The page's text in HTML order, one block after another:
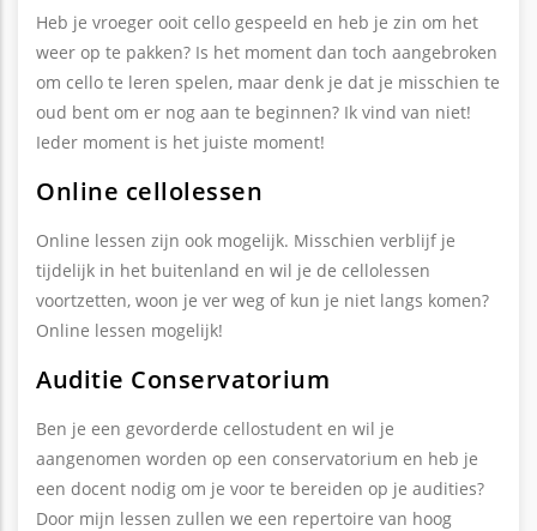
Heb je vroeger ooit cello gespeeld en heb je zin om het
weer op te pakken? Is het moment dan toch aangebroken
om cello te leren spelen, maar denk je dat je misschien te
oud bent om er nog aan te beginnen? Ik vind van niet!
Ieder moment is het juiste moment!
Online cellolessen
Online lessen zijn ook mogelijk. Misschien verblijf je
tijdelijk in het buitenland en wil je de cellolessen
voortzetten, woon je ver weg of kun je niet langs komen?
Online lessen mogelijk!
Auditie Conservatorium
Ben je een gevorderde cellostudent en wil je
aangenomen worden op een conservatorium en heb je
een docent nodig om je voor te bereiden op je audities?
Door mijn lessen zullen we een repertoire van hoog